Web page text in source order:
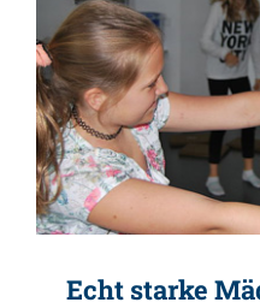
Echt starke